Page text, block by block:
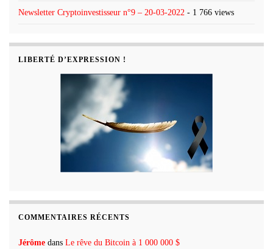
Newsletter Cryptoinvestisseur n°9 – 20-03-2022 - 1 766 views
LIBERTÉ D’EXPRESSION !
COMMENTAIRES RÉCENTS
Jérôme dans Le rêve du Bitcoin à 1 000 000 $